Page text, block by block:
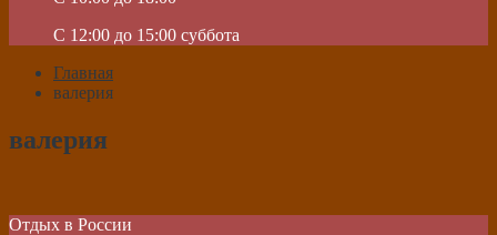
C 12:00 до 15:00 суббота
Главная
валерия
валерия
Отдых в России